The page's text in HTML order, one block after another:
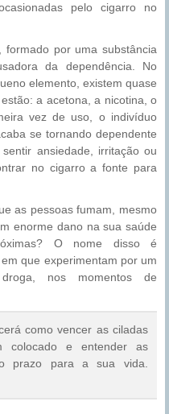
pelo cigarro no
por uma substância
da dependência. No
elemento, existem quase
a acetona, a nicotina, o
vez de uso, o indivíduo
se tornando dependente
ansiedade, irritação ou
no cigarro a fonte para
as pessoas fumam, mesmo
enorme dano na sua saúde
O nome disso é
que experimentam por um
nos momentos de
como vencer as ciladas
colocado e entender as
prazo para a sua vida.